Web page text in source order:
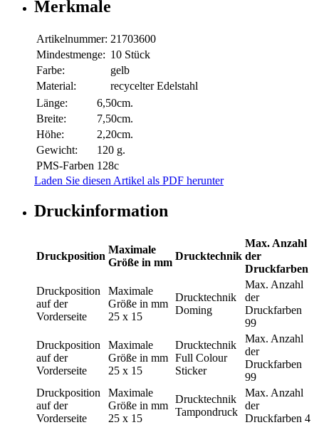
Merkmale
Artikelnummer: 21703600
Mindestmenge: 10 Stück
Farbe:
gelb
Material:
recycelter Edelstahl
Länge:
6,50cm.
Breite:
7,50cm.
Höhe:
2,20cm.
Gewicht:
120 g.
PMS-Farben 128c
Laden Sie diesen Artikel als PDF herunter
Druckinformation
Druckposition
Maximale
Größe in mm
Drucktechnik
Max. Anzahl
der
Druckfarben
Druckposition
auf der
Vorderseite
Maximale
Größe in mm
25 x 15
Drucktechnik
Doming
Max. Anzahl
der
Druckfarben
99
Druckposition
auf der
Vorderseite
Maximale
Größe in mm
25 x 15
Drucktechnik
Full Colour
Sticker
Max. Anzahl
der
Druckfarben
99
Druckposition
auf der
Vorderseite
Maximale
Größe in mm
25 x 15
Drucktechnik
Tampondruck
Max. Anzahl
der
Druckfarben 4